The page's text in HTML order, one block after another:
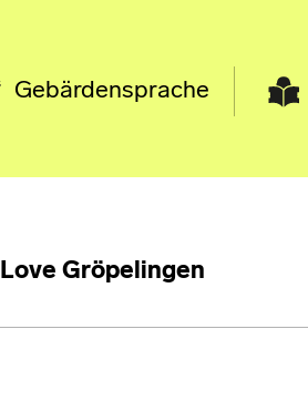
Gebärdensprache
Love Gröpelingen